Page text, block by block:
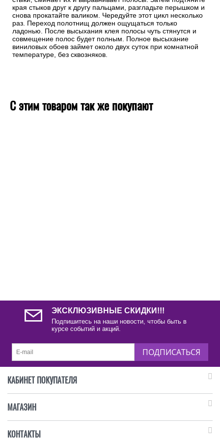
края стыков друг к другу пальцами, разгладьте перышком и
снова прокатайте валиком. Чередуйте этот цикл несколько
раз. Переход полотнищ должен ощущаться только
ладонью. После высыхания клея полосы чуть стянутся и
совмещение полос будет полным. Полное высыхание
виниловых обоев займет около двух суток при комнатной
температуре, без сквозняков.
С этим товаром так же покупают
ЭКСКЛЮЗИВНЫЕ СКИДКИ!!!
Подпишитесь на наши новости, чтобы быть в
курсе событий и акций.
ПОДПИСАТЬСЯ
КАБИНЕТ ПОКУПАТЕЛЯ
МАГАЗИН
КОНТАКТЫ